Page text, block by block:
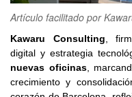
Artículo facilitado por
Kawaru Consulting,
digital y estrategia
nuevas oficinas,
crecimiento y